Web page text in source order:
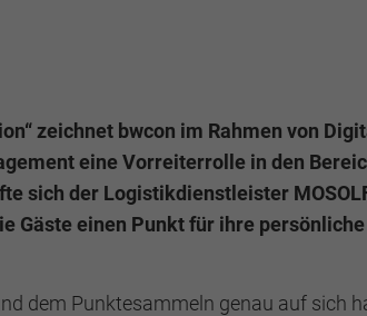
zeichnet bwcon im Rahmen von
eine Vorreiterrolle in den
sich der Logistikdienstleister
Gäste einen Punkt für ihre
dem Punktesammeln genau auf sich